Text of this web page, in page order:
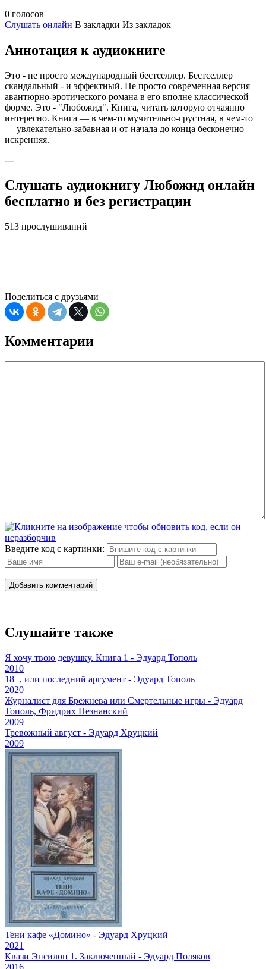
0 голосов
Слушать онлайн В закладки Из закладок
Аннотация к аудиокниге
Это - не просто международный бестселлер. Бестселлер
скандальный - и эффектный. Не просто современная версия
авантюрно-эротического романа в его вполне классической
форме. Это - "Любожид". Книга, читать которую отчаянно
интересно. Книга — в чем-то мучительно-грустная, в чем-то
— увлекательно-забавная и от начала до конца бесконечно
искренняя.
---
Слушать аудиокнигу Любожид онлайн
бесплатно и без регистрации
513 прослушиваний
Поделиться с друзьями
Комментарии
Введите код с картинки:
Добавить комментарий
Слушайте также
Я хочу твою девушку. Книга 1 - Эдуард Тополь
2010
18+, или последний аргумент - Эдуард Тополь
2020
Журналист для Брежнева или Смертельные игры - Эдуард
Тополь, Фридрих Незнанский
2009
Тревожный август - Эдуард Хруцкий
2009
Тени кафе «Домино» - Эдуард Хруцкий
2021
Квази Эпсилон 1. Заключенный - Эдуард Поляков
2016